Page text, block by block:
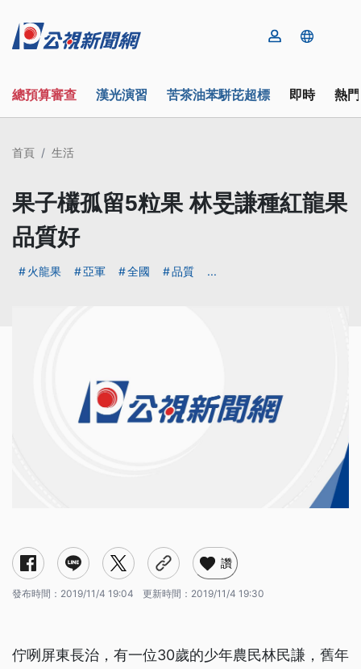
總預算審查 漢光演習 苦茶油苯駢芘超標 即時 熱
首頁 生活
果子欉孤留5粒果 林旻謙種紅龍果
品質好
火龍果 亞軍 全國 品質 ...
讚
發布時間： 2019/11/4 19:04 更新時間： 2019/11/4 19:30
佇咧屏東長治，有一位30歲的少年農民林民謙，舊年